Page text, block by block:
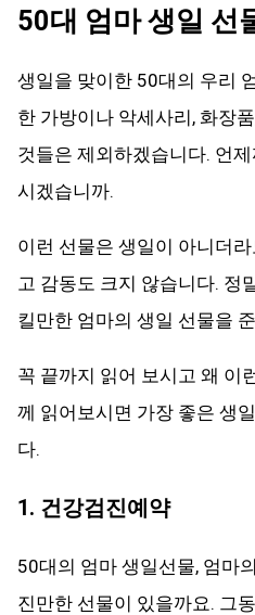
50대 엄마 생일 선
생일을 맞이한 50대의 우리
한 가방이나 악세사리, 화장
것들은 제외하겠습니다. 언
시겠습니까.
이런 선물은 생일이 아니더
고 감동도 크지 않습니다. 정
킬만한 엄마의 생일 선물을
꼭 끝까지 읽어 보시고 왜 이
께 읽어보시면 가장 좋은 생
다.
1. 건강검진예약
50대의 엄마 생일선물, 엄마
진만한 선물이 있을까요. 그